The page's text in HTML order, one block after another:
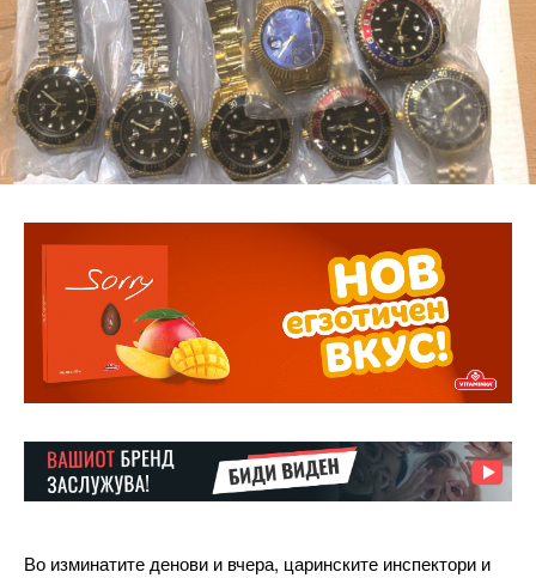
Во изминатите денови и вчера, царинските инспектори и